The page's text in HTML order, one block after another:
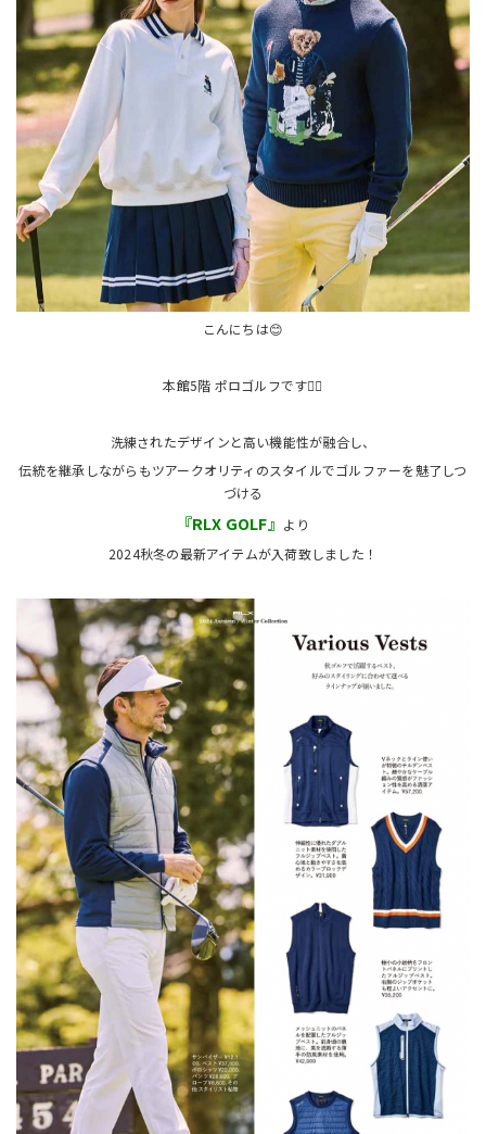
こんにちは😊
本館5階 ポロゴルフです🏌️‍♀️
洗練されたデザインと高い機能性が融合し、
伝統を継承しながらもツアークオリティのスタイルでゴルファーを魅了しつ
づける
『RLX GOLF』 より
2024秋冬の最新アイテムが入荷致しました！